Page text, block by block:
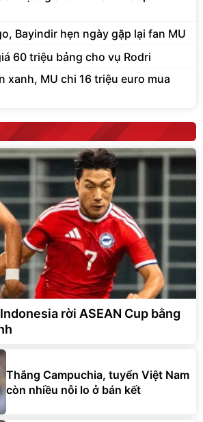
Bayindir hẹn ngày gặp lại fan MU
60 triệu bảng cho vụ Rodri
xanh, MU chi 16 triệu euro mua
rời ASEAN Cup bằng
Thắng Campuchia, tuyển Việt Nam
còn nhiều nỗi lo ở bán kết